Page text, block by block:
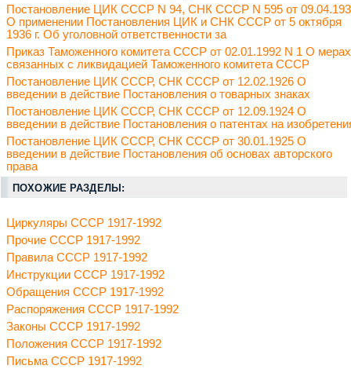
Постановление ЦИК СССР N 94, СНК СССР N 595 от
О применении Постановления ЦИК и СНК СССР от 5 октября
1936 г. Об уголовной ответственности за
Приказ Таможенного комитета СССР от 02.01.1992 N 1 О
связанных с ликвидацией Таможенного комитета СССР
Постановление ЦИК СССР, СНК СССР от 12.02.1926 О
введении в действие Постановления о товарных знаках
Постановление ЦИК СССР, СНК СССР от 12.09.1924 О
введении в действие Постановления о патентах на
Постановление ЦИК СССР, СНК СССР от 30.01.1925 О
введении в действие Постановления об основах авторского
права
ПОХОЖИЕ РАЗДЕЛЫ:
Циркуляры СССР 1917-1992
Прочие СССР 1917-1992
Правила СССР 1917-1992
Инструкции СССР 1917-1992
Обращения СССР 1917-1992
Распоряжения СССР 1917-1992
Законы СССР 1917-1992
Положения СССР 1917-1992
Письма СССР 1917-1992